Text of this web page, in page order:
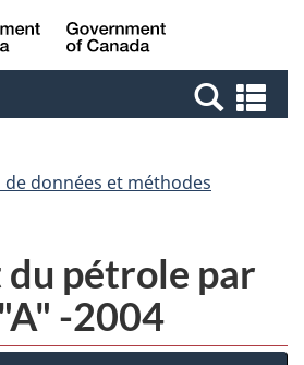
Passer
au
Passer
à
Canada
et
données et méthodes
pétrole par
-2004